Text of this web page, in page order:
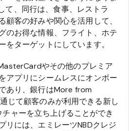
て、同行は、食事、レストラ
顧客の好みや関心を活用して、
のお得な情報、フライト、ホテ
をターゲットにしています。
やその他のプレミア
アプリにシームレスにオンボー
あり、銀行はMore from
じて顧客のみが利用できる新し
ャーを立ち上げることができ
リには、エミレーツNBDクレジ